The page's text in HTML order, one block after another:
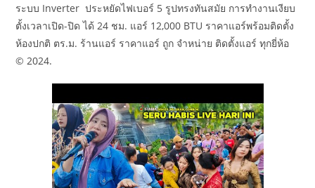
ระบบ Inverter ประหยัดไฟเบอร์ 5 รูปทรงทันสมัย การทำงานเงียบ
ตั้งเวลาเปิด-ปิด ได้ 24 ชม. แอร์ 12,000 BTU ราคาแอร์พร้อมติดตั้ง
ห้องปกติ ตร.ม. ร้านแอร์ ราคาแอร์ ถูก จำหน่าย ติดตั้งแอร์ ทุกยี่ห้อ
© 2024.